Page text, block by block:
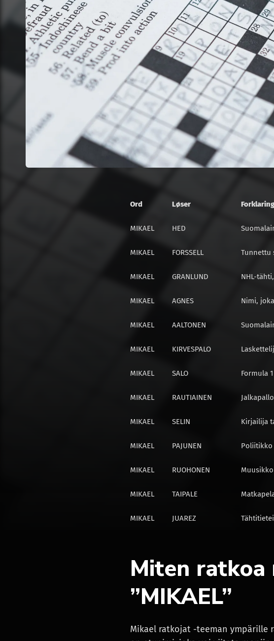
Ord Løser Forklaring
MIKAEL HED
MIKAEL FORSSELL Tunnettu
MIKAEL GRANLUND NHL-
MIKAEL AGNES Nimi,
MIKAEL AALTONEN
MIKAEL KIRVESPALO
MIKAEL SALO Formula
MIKAEL RAUTIAINEN
MIKAEL SELIN Kirjailija
MIKAEL PAJUNEN
MIKAEL RUOHONEN
MIKAEL TAIPALE
MIKAEL JUAREZ
Miten
”MIKAEL”
Mikael ratkojat -teeman ympärille